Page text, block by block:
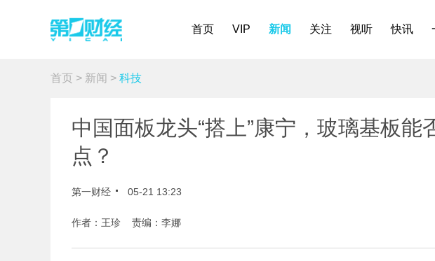
首页 VIP 新闻 关注 视听 快讯
首页 > 新闻 > 科技
中国面板龙头“搭上”康宁，玻璃基板能
点？
第一财经 05-21 13:23
作者：王珍 责编：李娜